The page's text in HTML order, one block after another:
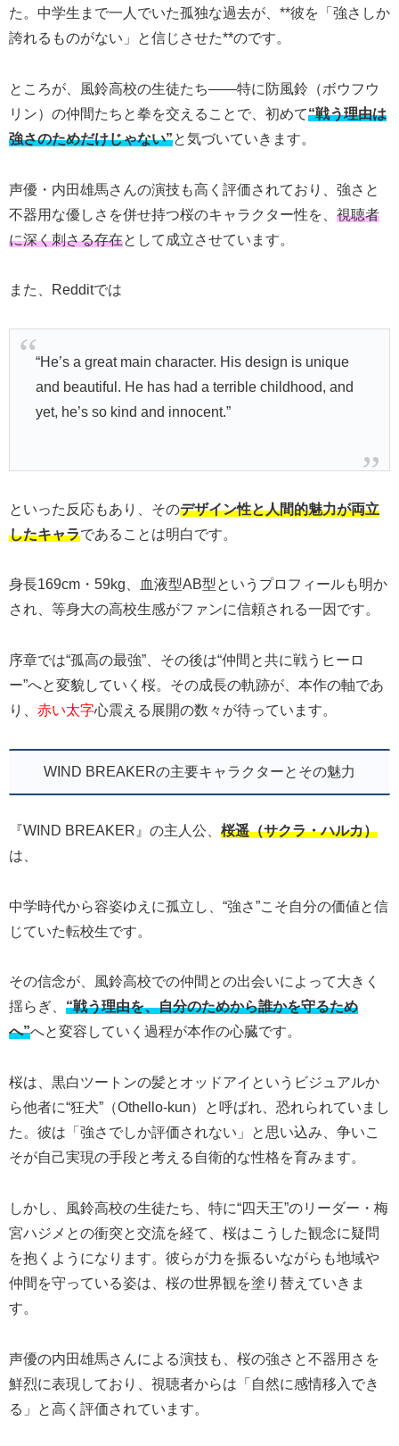
た。中学生まで一人でいた孤独な過去が、**彼を「強さしか
誇れるものがない」と信じさせた**のです。
ところが、風鈴高校の生徒たち――特に防風鈴（ボウフウ
リン）の仲間たちと拳を交えることで、初めて“戦う理由は
強さのためだけじゃない”と気づいていきます。
声優・内田雄馬さんの演技も高く評価されており、強さと
不器用な優しさを併せ持つ桜のキャラクター性を、 視聴者
に深く刺さる存在として成立させています。
また、Redditでは
“He’s a great main character. His design is unique
and beautiful. He has had a terrible childhood, and
yet, he’s so kind and innocent.”
といった反応もあり、そのデザイン性と人間的魅力が両立
したキャラであることは明白です。
身長169cm・59kg、血液型AB型というプロフィールも明か
され、等身大の高校生感がファンに信頼される一因です。
序章では“孤高の最強”、その後は“仲間と共に戦うヒーロ
ー”へと変貌していく桜。その成長の軌跡が、本作の軸であ
り、 赤い太字心震える展開の数々が待っています。
WIND BREAKERの主要キャラクターとその魅力
『WIND BREAKER』の主人公、 桜遥（サクラ・ハルカ）
は、
中学時代から容姿ゆえに孤立し、“強さ”こそ自分の価値と信
じていた転校生です。
その信念が、風鈴高校での仲間との出会いによって大きく
揺らぎ、 “戦う理由を、自分のためから誰かを守るため
へ”へと変容していく過程が本作の心臓です。
桜は、黒白ツートンの髪とオッドアイというビジュアルか
ら他者に“狂犬”（Othello‑kun）と呼ばれ、恐れられていまし
た。彼は「強さでしか評価されない」と思い込み、争いこ
そが自己実現の手段と考える自衛的な性格を育みます。
しかし、風鈴高校の生徒たち、特に“四天王”のリーダー・梅
宮ハジメとの衝突と交流を経て、桜はこうした観念に疑問
を抱くようになります。彼らが力を振るいながらも地域や
仲間を守っている姿は、桜の世界観を塗り替えていきま
す。
声優の内田雄馬さんによる演技も、桜の強さと不器用さを
鮮烈に表現しており、視聴者からは「自然に感情移入でき
る」と高く評価されています。